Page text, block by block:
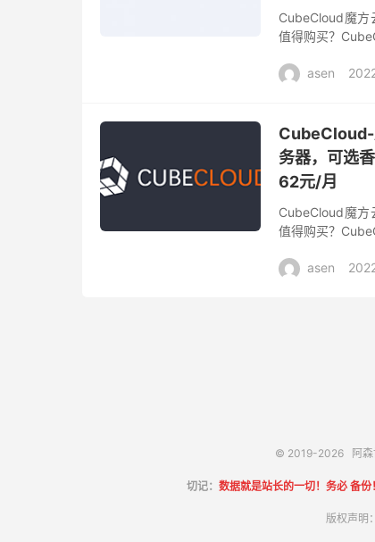
CubeCloud魔方
值得购买？
asen
CubeCloud-
务器，可选
62元/月
CubeCloud魔方
值得购买？
asen
© 2019-2026 阿
切记： 数据就是站长的一切！务必 备份
版权声明